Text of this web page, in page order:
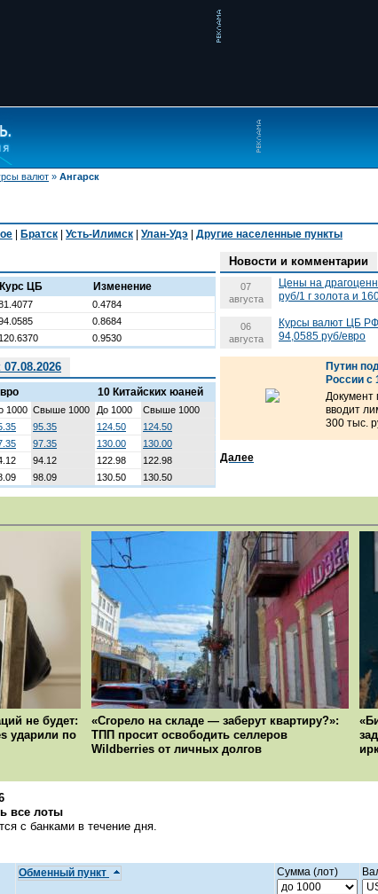
валют » Ангарск
Братск Усть-Илимск Улан-Удэ Другие населенные пункты
Курс ЦБ Изменение
0.4784
0.8684
120.6370 0.9530
Новости и комментарии
07
августа
Цены на
руб/1 г золота и
06
августа
Курсы валют ЦБ
94,0585 руб/евро
Путин
России с
вводит
300 тыс.
Далее
10 Китайских юаней
1000 Свыше 1000 До 1000
Свыше 1000
95.35 124.50
124.50
97.35 130.00
130.00
94.12 122.98
122.98
98.09 130.50 130.50
не будет:
ударили по
«Сгорело на складе — заберут квартиру?»:
ТПП просит освободить селлеров
Wildberries от личных долгов
все лоты
с банками в течение дня.
Обменный пункт Сумма (лот)